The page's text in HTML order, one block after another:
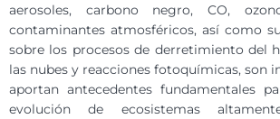
aerosoles, carbono negro, CO,
contaminantes atmosféricos, así como
sobre los procesos de derretimiento del
las nubes y reacciones fotoquímicas, son
aportan antecedentes fundamentales
evolución de ecosistemas